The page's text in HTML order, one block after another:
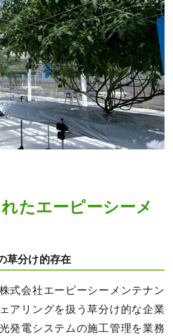
たエーピーシーメ
草分け的存在
式会社エーピーシーメンテナン
アリングを扱う草分け的な企業
発電システムの施工管理を業務